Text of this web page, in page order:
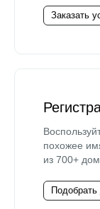
Заказать
похожее
из 700+